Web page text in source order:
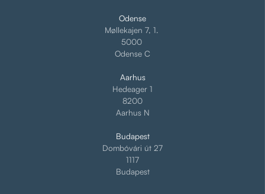
Odense
Møllekajen 7, 1.
5000
Odense C
Aarhus
Hedeager 1
8200
Aarhus N
Budapest
Dombóvári út 27
1117
Budapest